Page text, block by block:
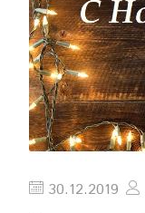
30.12.2019